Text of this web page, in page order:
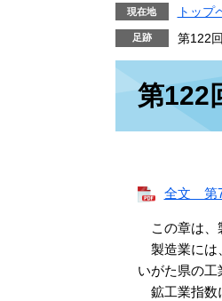
現在地 トップ
第122
第
全文 第
この章は、
製造業には
いがた県の工
鉱工業指数